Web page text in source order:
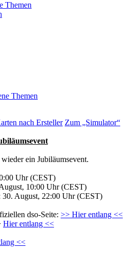
Themen
Themen
nach Ersteller Zum „Simulator“
ein Jubiläumsevent.
Uhr (CEST)
10:00 Uhr (CEST)
August, 22:00 Uhr (CEST)
dso-Seite: >> Hier entlang <<
Hier entlang <<
<<